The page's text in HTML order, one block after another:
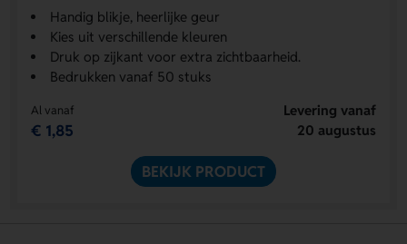
Handig blikje, heerlijke geur
Kies uit verschillende kleuren
Druk op zijkant voor extra zichtbaarheid.
Bedrukken vanaf 50 stuks
Al vanaf
€ 1,85
Levering vanaf
20 augustus
BEKIJK PRODUCT